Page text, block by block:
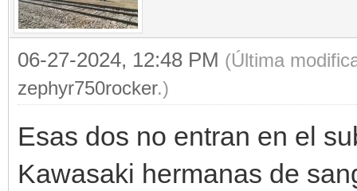
06-27-2024, 12:48 PM (Última
zephyr750rocker.)
Esas dos no entran en el
Kawasaki hermanas de